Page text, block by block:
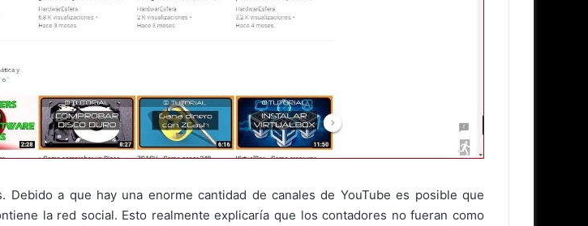
a que hay una enorme cantidad de canales de YouTube es posible que
la red social. Esto realmente explicaría que los contadores no fueran como